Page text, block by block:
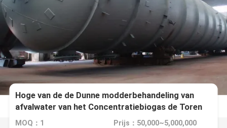
Hoge van de de Dunne modderbehandeling van
afvalwater van het Concentratiebiogas de Toren
Grote Capaciteit
MOQ：1 Prijs：50,000~5,000,000